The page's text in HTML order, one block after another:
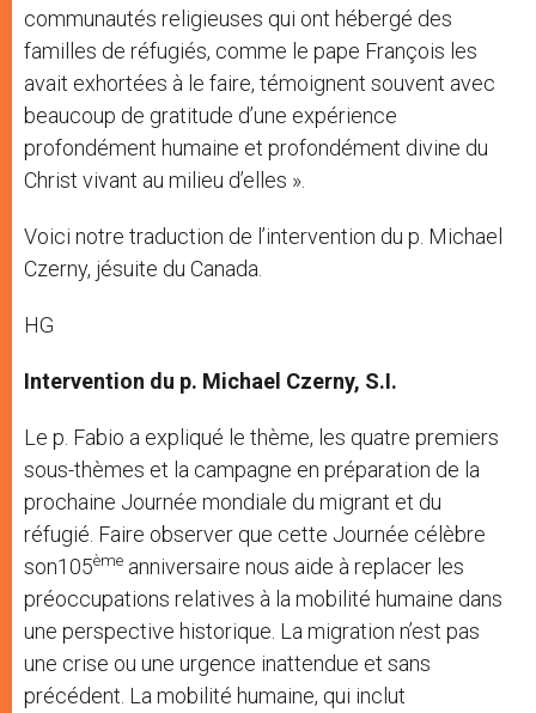
communautés religieuses qui ont hébergé des
familles de réfugiés, comme le pape François les
avait exhortées à le faire, témoignent souvent avec
beaucoup de gratitude d’une expérience
profondément humaine et profondément divine du
Christ vivant au milieu d’elles ».
Voici notre traduction de l’intervention du p. Michael
Czerny, jésuite du Canada.
HG
Intervention du p. Michael Czerny, S.I.
Le p. Fabio a expliqué le thème, les quatre premiers
sous-thèmes et la campagne en préparation de la
prochaine Journée mondiale du migrant et du
réfugié. Faire observer que cette Journée célèbre
son105ème anniversaire nous aide à replacer les
préoccupations relatives à la mobilité humaine dans
une perspective historique. La migration n’est pas
une crise ou une urgence inattendue et sans
précédent. La mobilité humaine, qui inclut